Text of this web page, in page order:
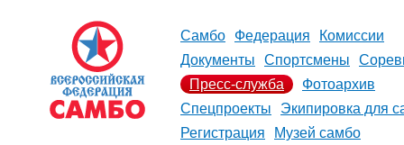
Самбо Федерация
Комиссии
Документы
Спортсмены
Пресс-служба
Фотоархив
Спецпроекты
Экипировка для
Регистрация
Музей самбо